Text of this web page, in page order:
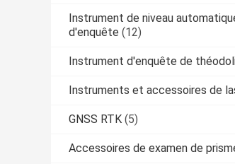
Instrument de niveau
d'enquête (12)
Instrument d'enquête de
Instruments et accessoires de
GNSS RTK (5)
Accessoires de examen de